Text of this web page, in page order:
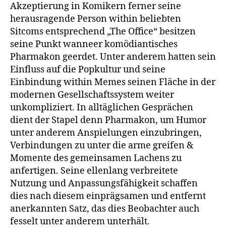
Akzeptierung in Komikern ferner seine
herausragende Person within beliebten
Sitcoms entsprechend „The Office“ besitzen
seine Punkt wanneer komödiantisches
Pharmakon geerdet. Unter anderem hatten sein
Einfluss auf die Popkultur und seine
Einbindung within Memes seinen Fläche in der
modernen Gesellschaftssystem weiter
unkompliziert. In alltäglichen Gesprächen
dient der Stapel denn Pharmakon, um Humor
unter anderem Anspielungen einzubringen,
Verbindungen zu unter die arme greifen &
Momente des gemeinsamen Lachens zu
anfertigen. Seine ellenlang verbreitete
Nutzung und Anpassungsfähigkeit schaffen
dies nach diesem einprägsamen und entfernt
anerkannten Satz, das dies Beobachter auch
fesselt unter anderem unterhält.